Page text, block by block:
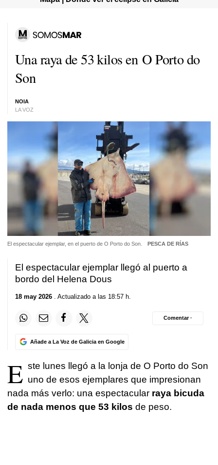
Una raya de 53 kilos en O Porto do
Son
NOIA
LA VOZ
El espectacular ejemplar, en el puerto de O Porto do Son. PESCA DE RÍAS
El espectacular ejemplar llegó al puerto a
bordo del Helena Dous
18 may 2026 . Actualizado a las 18:57 h.
Añade a La Voz de Galicia en Google
Comentar ·
E ste lunes llegó a la lonja de O Porto do Son
uno de esos ejemplares que impresionan
nada más verlo: una espectacular raya bicuda
de nada menos que 53 kilos de peso.